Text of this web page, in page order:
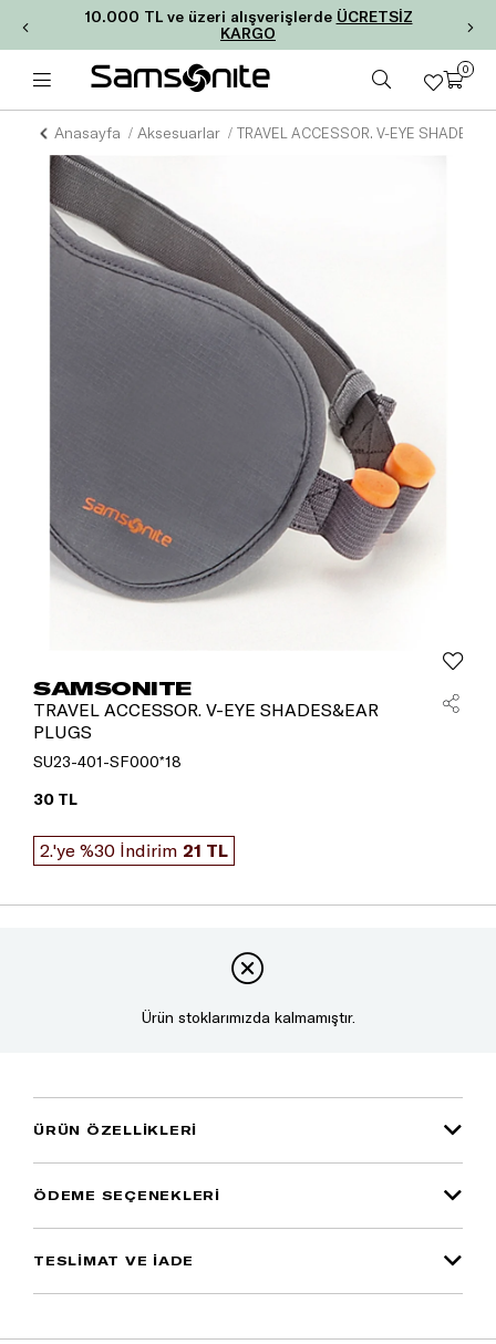
10.000 TL ve üzeri alışverişlerde ÜCRETSİZ
KARGO
0
Anasayfa Aksesuarlar TRAVEL ACCESSOR. V-EYE
SAMSONITE
TRAVEL ACCESSOR. V-EYE SHADES&EAR
PLUGS
SU23-401-SF000*18
30 TL
2.'ye %30 İndirim 21 TL
Ürün stoklarımızda kalmamıştır.
ÜRÜN ÖZELLIKLERI
ÖDEME SEÇENEKLERI
TESLİMAT VE İADE